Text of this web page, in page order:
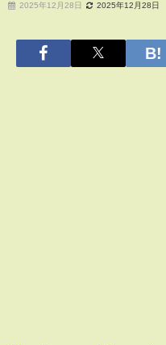
2025年12月28日 2025年12月28日